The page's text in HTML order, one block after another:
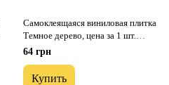
Самоклеящаяся виниловая плитка
Темное дерево, цена за 1 шт.
(СВП-004) Матовая SW-
64 грн
Купить